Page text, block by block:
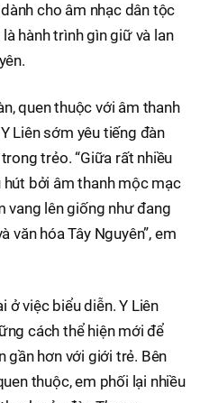
cho âm nhạc dân tộc
hành trình gìn giữ và lan
quen thuộc với âm thanh
Liên sớm yêu tiếng đàn
trẻo. “Giữa rất nhiều
hút bởi âm thanh mộc mạc
vang lên giống như đang
văn hóa Tây Nguyên”, em
ở việc biểu diễn. Y Liên
cách thể hiện mới để
gần hơn với giới trẻ. Bên
thuộc, em phối lại nhiều